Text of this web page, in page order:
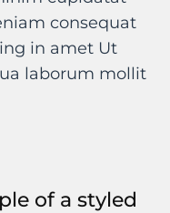
consequat
in amet Ut
laborum mollit
of a styled